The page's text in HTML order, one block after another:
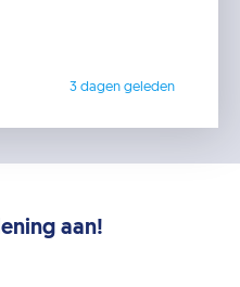
3 dagen geleden
aan!